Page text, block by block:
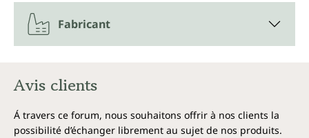
Les baies comme le cassis et la fraise, la banane,
l'abricot, le kiwi, la cerise, le jus de pamplemousse, la
poire, l'épinard, le céleri, la carotte, la courgette, le
devraient accompagner chaque repas afin de
formant des acides tels que le pain, la viande et les
produits laitiers.
Fabricant
Avis clients
Á travers ce forum, nous souhaitons offrir à nos clients la
possibilité d’échanger librement au sujet de nos produits.